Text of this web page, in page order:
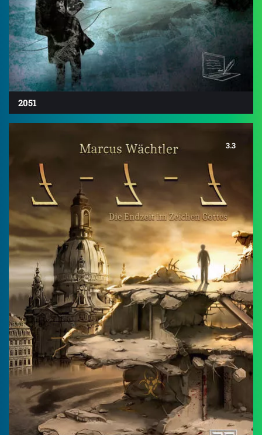
2051
3.3